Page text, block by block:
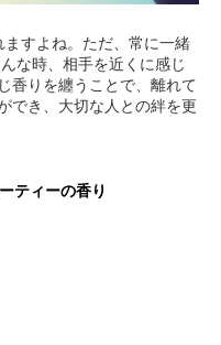
すよね。ただ、常に一緒
な時、相手を近くに感じ
香りを纏うことで、離れて
でき、大切な人との絆を更
ティーの香り